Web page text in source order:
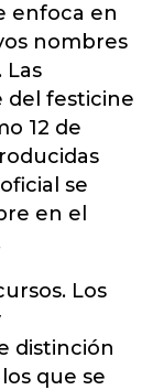
enfoca en
nombres
del festicine
12 de
se
en el
Los
distinción
que se